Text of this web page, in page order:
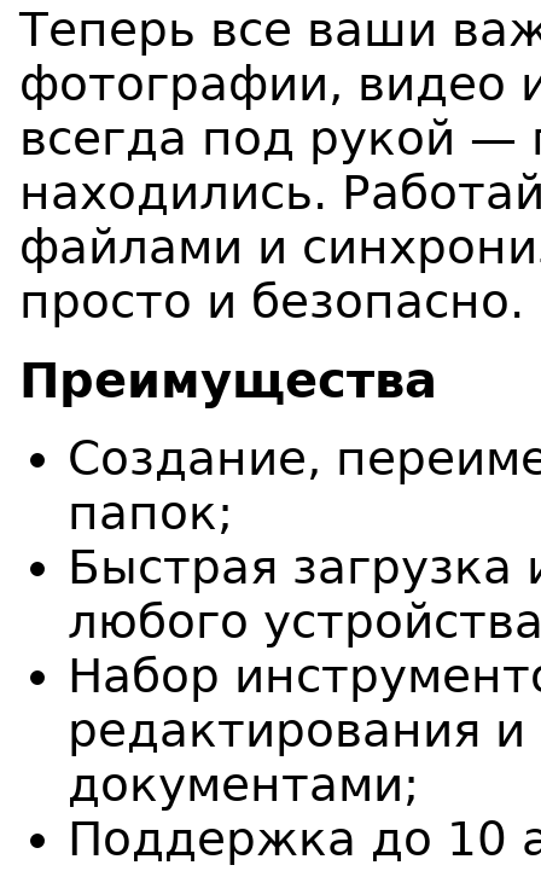
Теперь все ваши
фотографии, видео
всегда под рукой —
находились.
файлами и
просто и безопасно.
Преимущества
Создание,
папок;
Быстрая
любого
Набор
редактирования
документами;
Поддержка до 10